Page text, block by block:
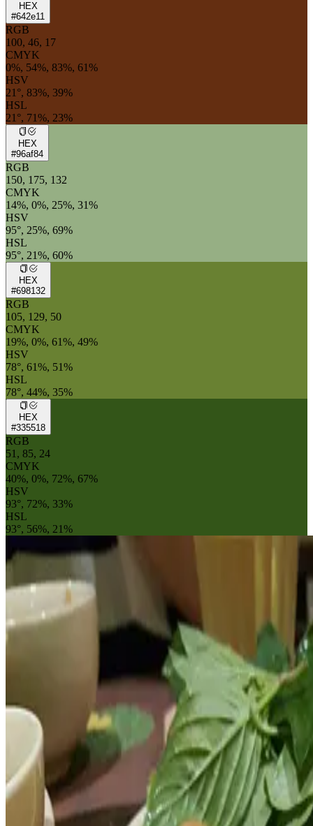
HEX
#642e11
RGB
100, 46, 17
CMYK
0%, 54%, 83%, 61%
HSV
21°, 83%, 39%
HSL
21°, 71%, 23%
HEX
#96af84
RGB
150, 175, 132
CMYK
14%, 0%, 25%, 31%
HSV
95°, 25%, 69%
HSL
95°, 21%, 60%
HEX
#698132
RGB
105, 129, 50
CMYK
19%, 0%, 61%, 49%
HSV
78°, 61%, 51%
HSL
78°, 44%, 35%
HEX
#335518
RGB
51, 85, 24
CMYK
40%, 0%, 72%, 67%
HSV
93°, 72%, 33%
HSL
93°, 56%, 21%